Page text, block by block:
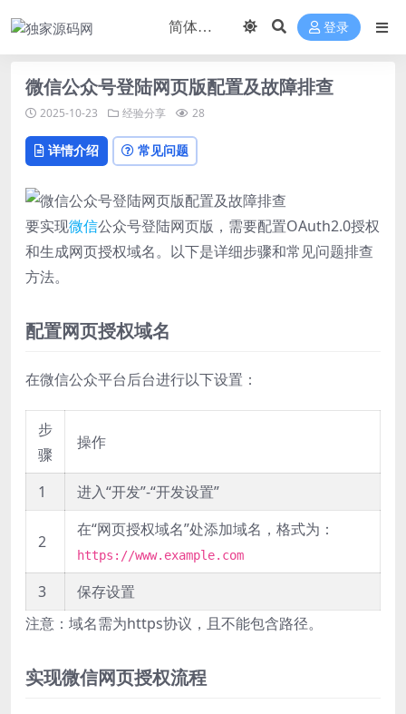
登录
微信公众号登陆网页版配置及故障排查
2025-10-23 经验分享 28
详情介绍 常见问题
要实现微信公众号登陆网页版，需要配置OAuth2.0授权
和生成网页授权域名。以下是详细步骤和常见问题排查
方法。
配置网页授权域名
在微信公众平台后台进行以下设置：
步
骤
操作
1 进入“开发”-“开发设置”
2
在“网页授权域名”处添加域名，格式为：
https://www.example.com
3
保存设置
注意：域名需为https协议，且不能包含路径。
实现微信网页授权流程